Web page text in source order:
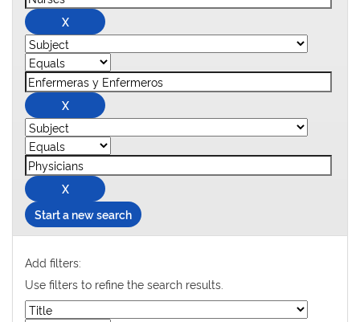
Start a new search
Add filters:
Use filters to refine the search results.